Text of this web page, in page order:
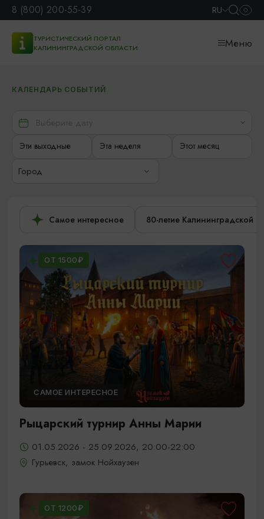
8 (800) 200-55-39 RU
ТУРИСТИЧЕСКИЙ ПОРТАЛ
КАЛИНИНГРАДСКОЙ ОБЛАСТИ
Меню
КАЛЕНДАРЬ СОБЫТИЙ
Эти выходные Эта неделя Этот месяц
Город
Самое интересное 80-летие Калининградской
ОТ 1500₽
САМОЕ ИНТЕРЕСНОЕ
Рыцарский турнир Анны Марии
01.05.2026 - 25.09.2026, 20:00-22:00
Гурьевск, замок Нойхаузен
ОТ 1200₽